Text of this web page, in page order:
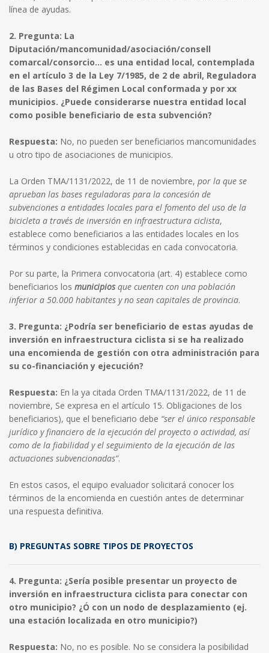
línea de ayudas.
2. Pregunta: La
Diputación/mancomunidad/asociación/consell
comarcal/consorcio… es una entidad local, contemplada
en el artículo 3 de la Ley 7/1985, de 2 de abril, Reguladora
de las Bases del Régimen Local conformada y por xx
municipios. ¿Puede considerarse nuestra entidad local
como posible beneficiario de esta subvención?
Respuesta: No, no pueden ser beneficiarios mancomunidades
u otro tipo de asociaciones de municipios.
La Orden TMA/1131/2022, de 11 de noviembre, por la que se
aprueban las bases reguladoras para la concesión de
subvenciones a entidades locales para el fomento del uso de la
bicicleta a través de inversión en infraestructura ciclista,
establece como beneficiarios a las entidades locales en los
términos y condiciones establecidas en cada convocatoria.
Por su parte, la Primera convocatoria (art. 4) establece como
beneficiarios los municipiosque cuenten con una población
inferior a 50.000 habitantes y no sean capitales de provincia.
3. Pregunta: ¿Podría ser beneficiario de estas ayudas de
inversión en infraestructura ciclista si se ha realizado
una encomienda de gestión con otra administración para
su co-financiación y ejecución?
Respuesta: En la ya citada Orden TMA/1131/2022, de 11 de
noviembre, Se expresa en el artículo 15. Obligaciones de los
beneficiarios), que el beneficiario debe “ser el único responsable
jurídico y financiero de la ejecución del proyecto o actividad, así
como de la fiabilidad y el seguimiento de la ejecución de las
actuaciones subvencionadas”.
En estos casos, el equipo evaluador solicitará conocer los
términos de la encomienda en cuestión antes de determinar
una respuesta definitiva.
B) PREGUNTAS SOBRE TIPOS DE PROYECTOS
4. Pregunta: ¿Sería posible presentar un proyecto de
inversión en infraestructura ciclista para conectar con
otro municipio? ¿Ó con un nodo de desplazamiento (ej.
una estación localizada en otro municipio?)
Respuesta: No, no es posible. No se considera la posibilidad